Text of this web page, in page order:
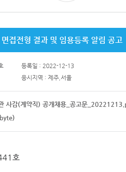
접전형 결과 및 임용등록 알림 공고
등록일 : 2022-12-13
응시지역 : 제주,서울
사감(계약직) 공개채용_공고문
호